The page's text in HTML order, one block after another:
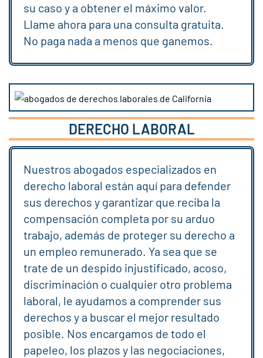
su caso y a obtener el máximo valor.
Llame ahora para una consulta gratuita.
No paga nada a menos que ganemos.
DERECHO LABORAL
Nuestros abogados especializados en
derecho laboral están aquí para defender
sus derechos y garantizar que reciba la
compensación completa por su arduo
trabajo, además de proteger su derecho a
un empleo remunerado. Ya sea que se
trate de un despido injustificado, acoso,
discriminación o cualquier otro problema
laboral, le ayudamos a comprender sus
derechos y a buscar el mejor resultado
posible. Nos encargamos de todo el
papeleo, los plazos y las negociaciones,